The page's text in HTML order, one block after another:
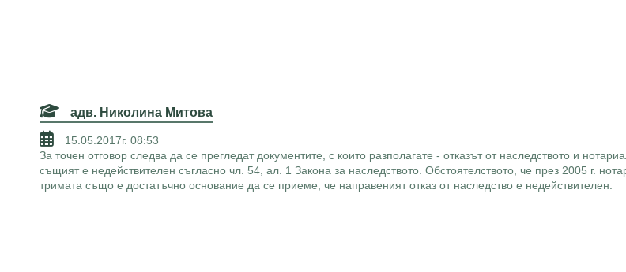
адв. Николина Митова
15.05.2017г. 08:53
За точен отговор следва да се прегледат документите, с които разполагате - отказът от наследството и
същият е недействителен съгласно чл. 54, ал. 1 Закона за наследството. Обстоятелството, че през 2005 г.
тримата също е достатъчно основание да се приеме, че направеният отказ от наследство е недействителен.